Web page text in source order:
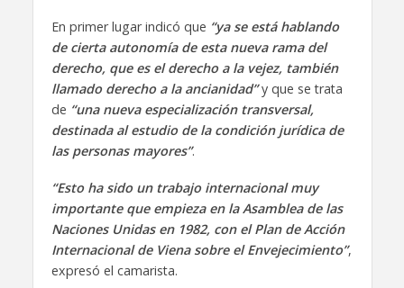
En primer lugar indicó que “ya se está hablando
de cierta autonomía de esta nueva rama del
derecho, que es el derecho a la vejez, también
llamado derecho a la ancianidad” y que se trata
de “una nueva especialización transversal,
destinada al estudio de la condición jurídica de
las personas mayores”.
“Esto ha sido un trabajo internacional muy
importante que empieza en la Asamblea de las
Naciones Unidas en 1982, con el Plan de Acción
Internacional de Viena sobre el Envejecimiento”,
expresó el camarista.